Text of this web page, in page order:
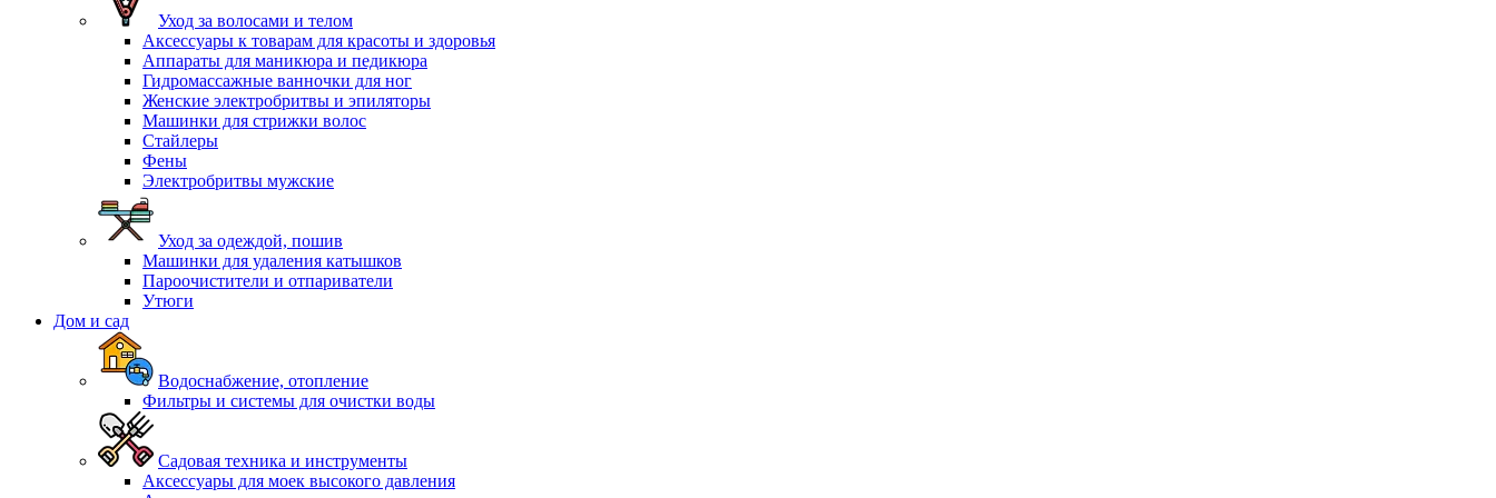
Уход за волосами и телом
Аксессуары к товарам для красоты и здоровья
Аппараты для маникюра и педикюра
Гидромассажные ванночки для ног
Женские электробритвы и эпиляторы
Машинки для стрижки волос
Стайлеры
Фены
Электробритвы мужские
Уход за одеждой, пошив
Машинки для удаления катышков
Пароочистители и отпариватели
Утюги
Дом и сад
Водоснабжение, отопление
Фильтры и системы для очистки воды
Садовая техника и инструменты
Аксессуары для моек высокого давления